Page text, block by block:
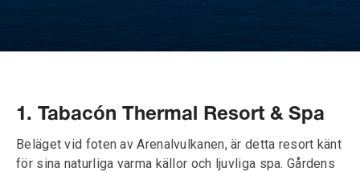
1. Tabacón Thermal Resort & Spa
Beläget vid foten av Arenalvulkanen, är detta resort känt
för sina naturliga varma källor och ljuvliga spa. Gårdens